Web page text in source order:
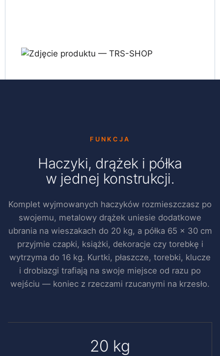
FUNKCJA
Haczyki, drążek i półka
w jednej konstrukcji.
Komplet wyjmowanych haczyków rozmieszczasz po
swojemu, metalowy drążek uniesie dodatkowe
ubrania na wieszakach do 20 kg, a półka 65 × 30 cm
przyjmie czapki, książki, dekoracje czy torebkę i
wytrzyma do 16 kg. Kurtki, płaszcze, torebki, klucze
i drobiazgi trafiają na swoje miejsce od razu po
wejściu — koniec z rzeczami rzucanymi na krzesło.
20 kg